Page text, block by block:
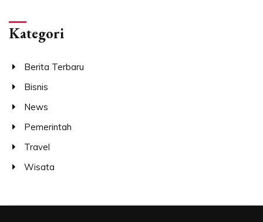
Kategori
Berita Terbaru
Bisnis
News
Pemerintah
Travel
Wisata